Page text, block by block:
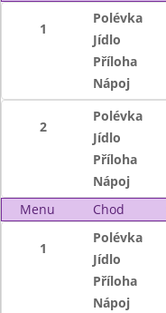
1
Polévka
Jídlo
Příloha
Nápoj
2
Polévka
Jídlo
Příloha
Nápoj
Menu
Chod
1
Polévka
Jídlo
Příloha
Nápoj